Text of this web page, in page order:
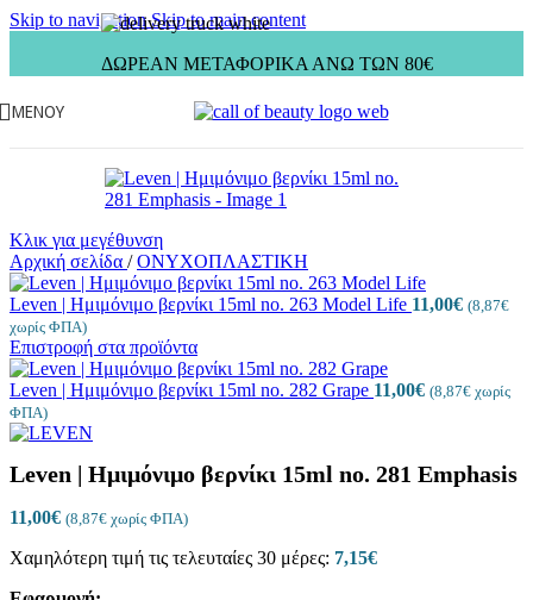
Skip to navigationSkip to main content
ΔΩΡΕΑΝ ΜΕΤΑΦΟΡΙΚΑ ΑΝΩ ΤΩΝ 80€
ΜΕΝΟΎ
Κλικ για μεγέθυνση
Αρχική σελίδα / ΟΝΥΧΟΠΛΑΣΤΙΚΗ
Leven | Ημιμόνιμο βερνίκι 15ml no. 263 Model Life 11,00€ (8,87€
χωρίς ΦΠΑ)
Επιστροφή στα προϊόντα
Leven | Ημιμόνιμο βερνίκι 15ml no. 282 Grape 11,00€ (8,87€ χωρίς
ΦΠΑ)
Leven | Ημιμόνιμο βερνίκι 15ml no. 281 Emphasis
11,00€ (8,87€ χωρίς ΦΠΑ)
Χαμηλότερη τιμή τις τελευταίες 30 μέρες: 7,15€